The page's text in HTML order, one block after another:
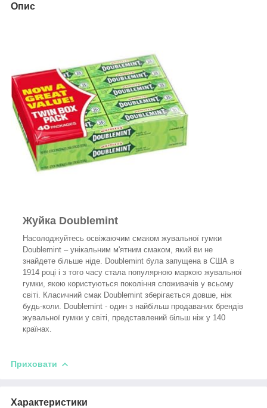
Опис
Жуйка Doublemint
Насолоджуйтесь освіжаючим смаком жувальної гумки
Doublemint – унікальним м'ятним смаком, який ви не
знайдете більше ніде. Doublemint була запущена в США в
1914 році і з того часу стала популярною маркою жувальної
гумки, якою користуються покоління споживачів у всьому
світі. Класичний смак Doublemint зберігається довше, ніж
будь-коли. Doublemint - один з найбільш продаваних брендів
жувальної гумки у світі, представлений більш ніж у 140
країнах.
Приховати
Характеристики